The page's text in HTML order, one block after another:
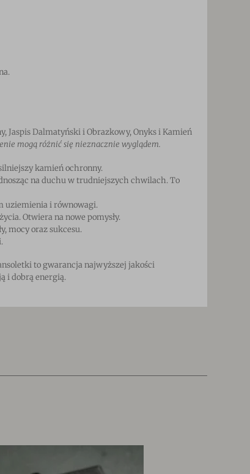
Jaspis Dalmatyński i Obrazkowy, Onyks i Kamień
mogą różnić się nieznacznie wyglądem.
kamień ochronny.
na duchu w trudniejszych chwilach. To
uziemienia i równowagi.
Otwiera na nowe pomysły.
mocy oraz sukcesu.
to gwarancja najwyższej jakości
i dobrą energią.